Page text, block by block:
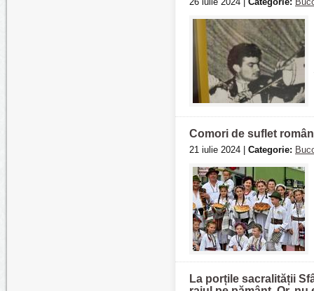
Comori de suflet
21 iulie 2024 | Categorie:
La porțile sacralității